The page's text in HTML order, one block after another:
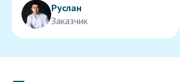
Руслан
Заказчик